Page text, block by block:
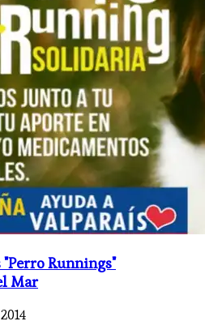
Runnings"
Mar